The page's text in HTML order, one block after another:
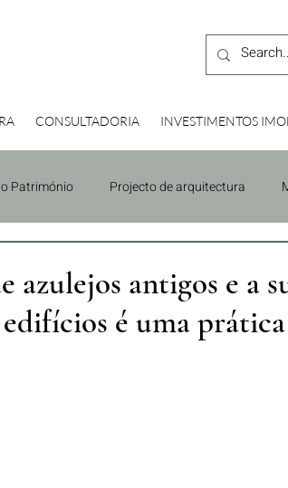
CONSULTADORIA INVESTIMENTOS
Património Projecto de arquitectura
azulejos antigos e a
é uma